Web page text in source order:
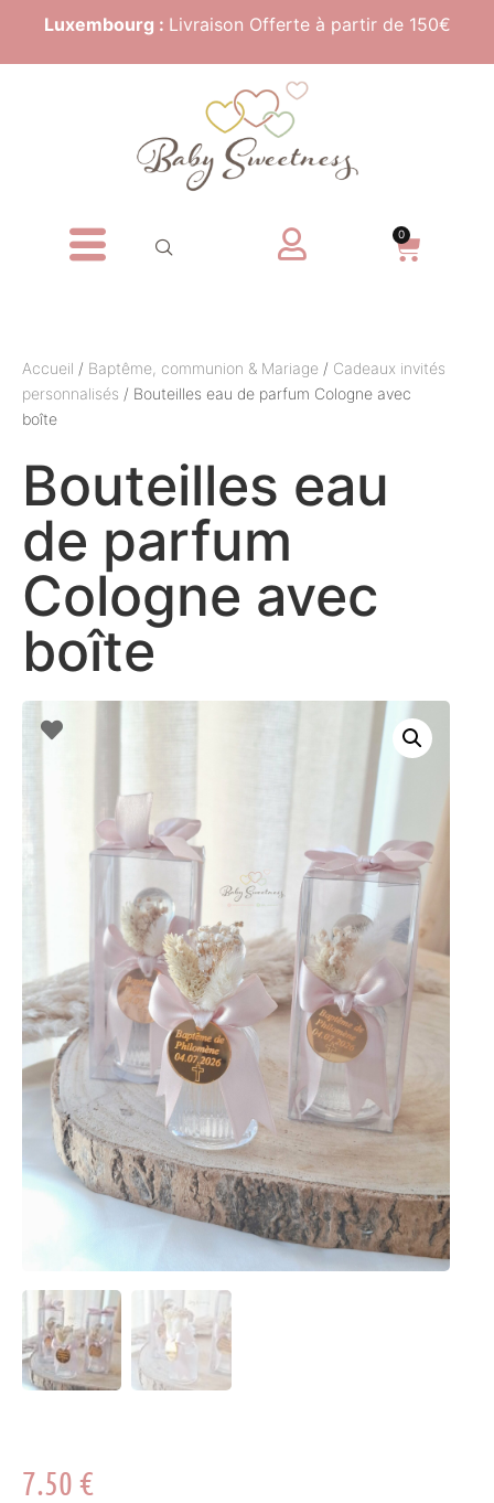
Luxembourg : Livraison Offerte à partir de 150€
0
Accueil / Baptême, communion & Mariage / Cadeaux invités
personnalisés / Bouteilles eau de parfum Cologne avec
boîte
Bouteilles eau
de parfum
Cologne avec
boîte
7.50 €